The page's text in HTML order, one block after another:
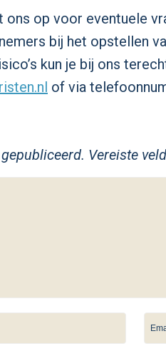
op voor eventuele
bij het opstellen
kun je bij ons
of via
Vereiste